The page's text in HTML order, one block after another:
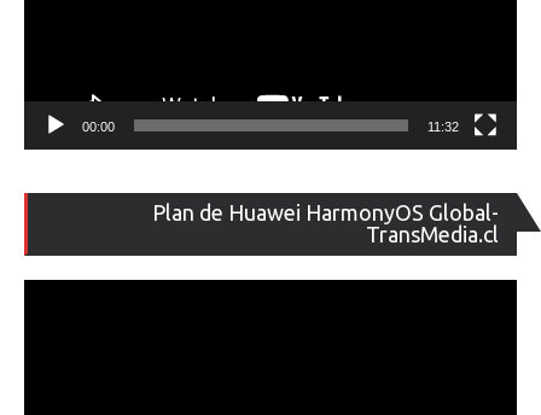
00:00 11:32
Plan de Huawei HarmonyOS Global-
TransMedia.cl
de